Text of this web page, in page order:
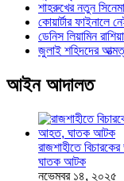
শাহরুখের নতুন
কোয়ার্টার ফাইনালে
ডেনিস লিয়ামিন
জুলাই শহিদদের
আইন আদালত
রাজশাহীতে
ঘাতক আটক
নভেম্বর ১৪, ২০২৫